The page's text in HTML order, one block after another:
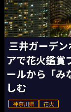
三井ガーデ
アで花火鑑
ールから「み
しむ
神奈川県 花火